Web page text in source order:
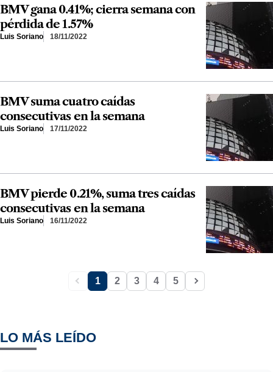
BMV gana 0.41%; cierra semana con
pérdida de 1.57%
Luis Soriano 18/11/2022
BMV suma cuatro caídas
consecutivas en la semana
Luis Soriano 17/11/2022
BMV pierde 0.21%, suma tres caídas
consecutivas en la semana
Luis Soriano 16/11/2022
1 2 3 4 5
LO MÁS LEÍDO